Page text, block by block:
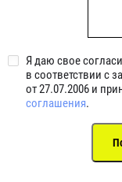
Я даю свое
в соответствии с
от 27.07.2006 и
соглашения.